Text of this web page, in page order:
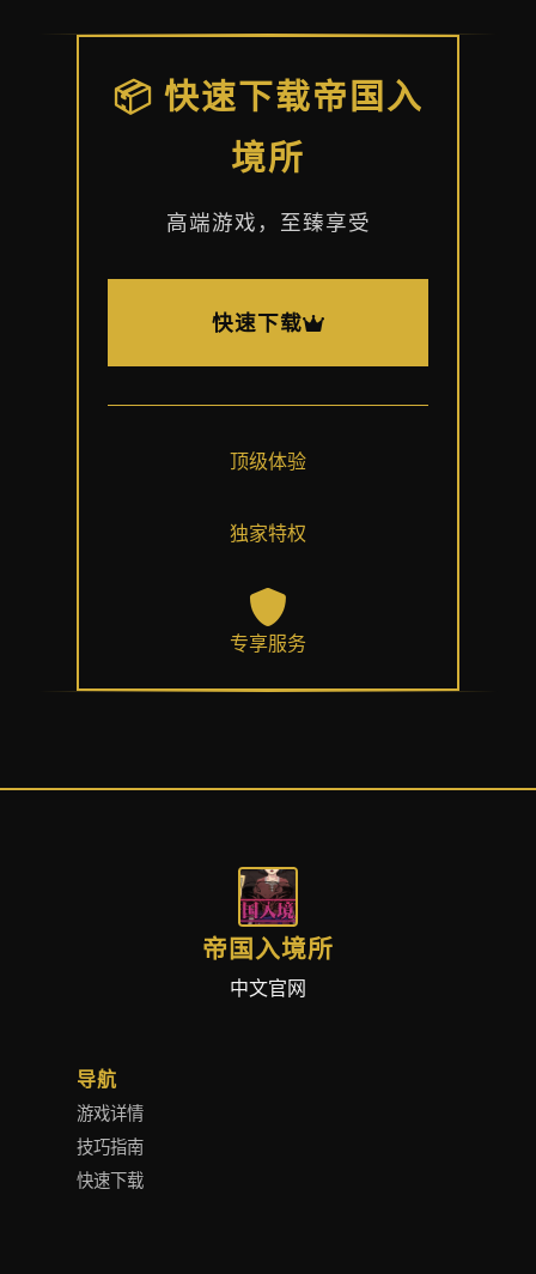
📦 快速下载帝国入
境所
高端游戏，至臻享受
快速下载
顶级体验
独家特权
专享服务
帝国入境所
中文官网
导航
游戏详情
技巧指南
快速下载